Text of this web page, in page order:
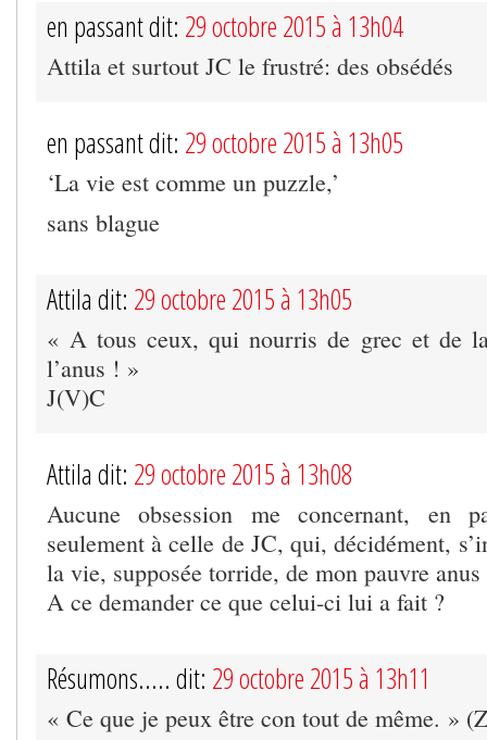
en passant dit: 29 octobre 2015 à 13h04
Attila et surtout JC le frustré: des obsédés
en passant dit: 29 octobre 2015 à 13h05
‘La vie est comme un puzzle,’
sans blague
Attila dit: 29 octobre 2015 à 13h05
« A tous ceux, qui nourris de grec et de
l’anus ! »
J(V)C
Attila dit: 29 octobre 2015 à 13h08
Aucune obsession me concernant, en
seulement à celle de JC, qui, décidément,
la vie, supposée torride, de mon pauvre
A ce demander ce que celui-ci lui a fait ?
Résumons..... dit: 29 octobre 2015 à 13h11
« Ce que je peux être con tout de même. »